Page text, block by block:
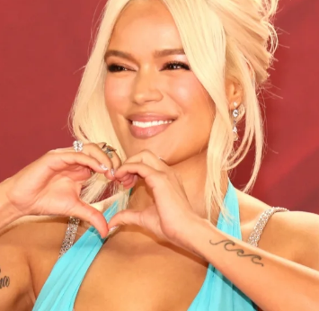
Programas
Noticias
Equipo
Sobre Nosotros
Contactos